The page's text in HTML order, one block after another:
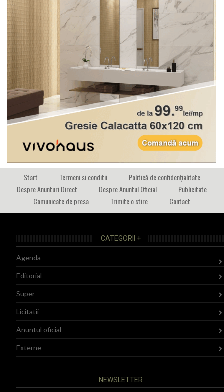
Start Termeni si conditii
Politică de confidențialitate
Despre Anunturi Direct
Despre Anuntul Oficial
Publicitate
Comunicate de presa
Trimite o stire Contact
CATEGORII +
Agenda
Editorial
Super
Licitatii
Anuntul oficial
Externe
NEWSLETTER